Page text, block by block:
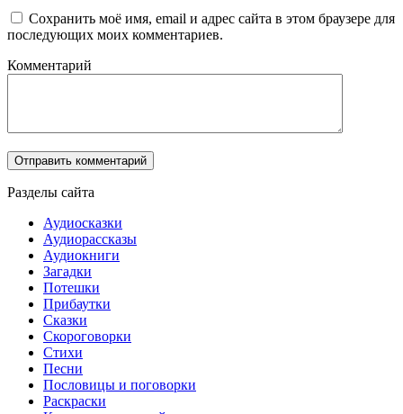
Сохранить моё имя, email и адрес сайта в этом браузере для
последующих моих комментариев.
Комментарий
Разделы сайта
Аудиосказки
Аудиорассказы
Аудиокниги
Загадки
Потешки
Прибаутки
Сказки
Скороговорки
Стихи
Песни
Пословицы и поговорки
Раскраски